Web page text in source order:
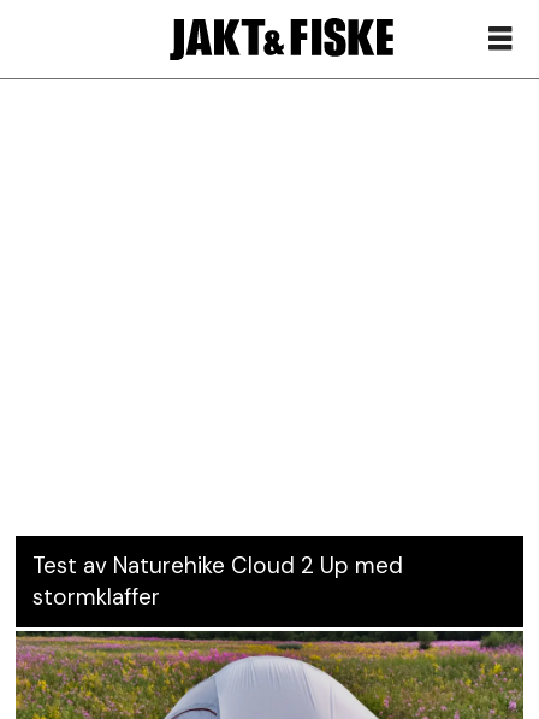
Test av Naturehike Cloud 2 Up med
stormklaffer